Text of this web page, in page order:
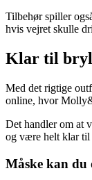
Tilbehør spiller
hvis vejret skulle
Klar til
Med det rigtige
online, hvor
Det handler om at
og være helt klar til
Måske kan du